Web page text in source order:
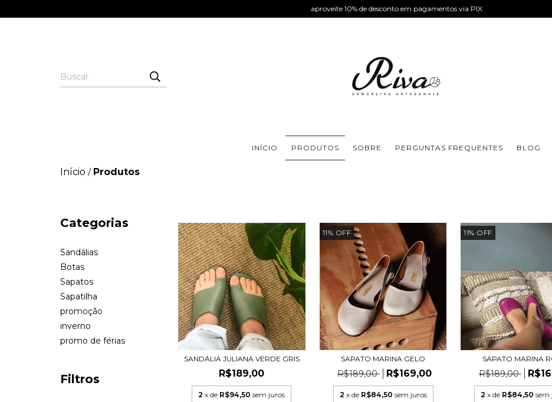
aproveite 10% de desconto em pagamentos via PIX
INÍCIO PRODUTOS SOBRE PERGUNTAS FREQUENTES BLOG
Início / Produtos
Categorias
Sandálias
Botas
Sapatos
Sapatilha
promoção
inverno
promo de férias
Filtros
SANDÁLIA JULIANA VERDE GRIS
R$189,00
2 x de R$94,50 sem juros
11% OFF
SAPATO MARINA GELO
R$189,00 R$169,00
2 x de R$84,50 sem juros
11% OFF
SAPATO MARINA
R$189,00
2 x de R$84,50 sem